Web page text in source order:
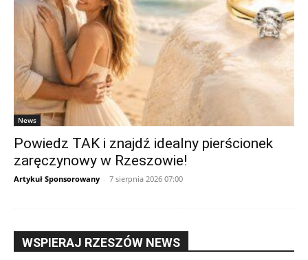
News
Powiedz TAK i znajdź idealny pierścionek
zaręczynowy w Rzeszowie!
Artykuł Sponsorowany - 7 sierpnia 2026 07:00
WSPIERAJ RZESZÓW NEWS